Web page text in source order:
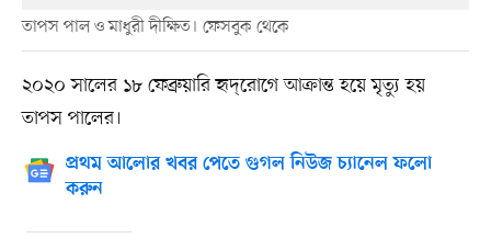
তাপস পাল ও মাধুরী দীক্ষিত। ফেসবুক থেকে
২০২০ সালের ১৮ ফেব্রুয়ারি হৃদ্‌রোগে আক্রান্ত হয়ে মৃত্যু হয়
তাপস পালের।
প্রথম আলোর খবর পেতে গুগল নিউজ চ্যানেল ফলো
করুন